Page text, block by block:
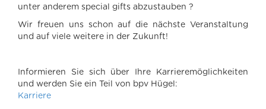
unter anderem special gifts abzustauben ?
Wir freuen uns schon auf die nächste Veranstaltung
und auf viele weitere in der Zukunft!
Informieren Sie sich über Ihre Karrieremöglichkeiten
und werden Sie ein Teil von bpv Hügel:
Karriere